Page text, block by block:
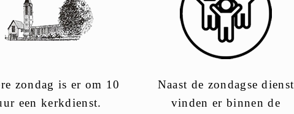
zondag is er om 10
een kerkdienst.
Naast de zondagse dienst
vinden er binnen de